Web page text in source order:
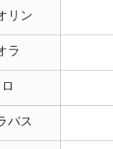
リン
ラ
バス